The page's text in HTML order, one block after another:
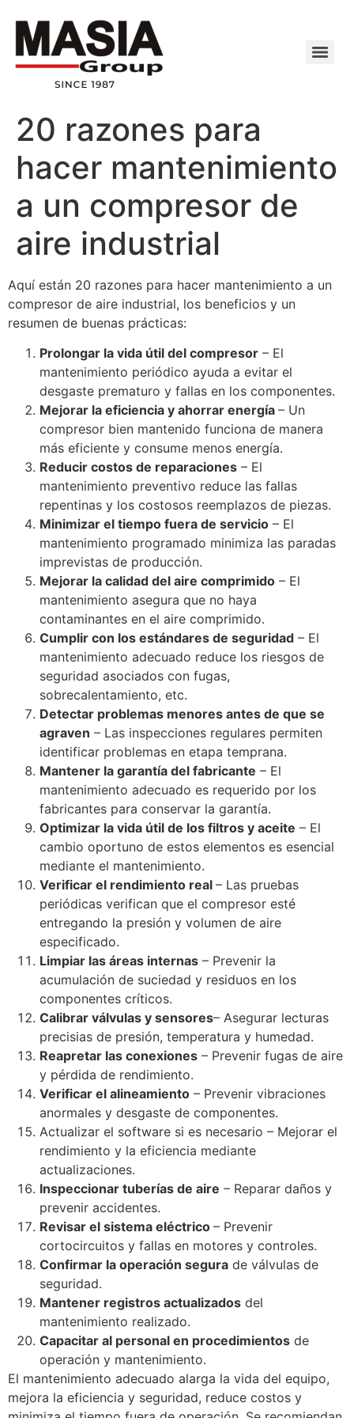
20 razones para
hacer mantenimiento
a un compresor de
aire industrial
Aquí están 20 razones para hacer mantenimiento a un
compresor de aire industrial, los beneficios y un
resumen de buenas prácticas:
Prolongar la vida útil del compresor – El
mantenimiento periódico ayuda a evitar el
desgaste prematuro y fallas en los componentes.
Mejorar la eficiencia y ahorrar energía – Un
compresor bien mantenido funciona de manera
más eficiente y consume menos energía.
Reducir costos de reparaciones – El
mantenimiento preventivo reduce las fallas
repentinas y los costosos reemplazos de piezas.
Minimizar el tiempo fuera de servicio – El
mantenimiento programado minimiza las paradas
imprevistas de producción.
Mejorar la calidad del aire comprimido – El
mantenimiento asegura que no haya
contaminantes en el aire comprimido.
Cumplir con los estándares de seguridad – El
mantenimiento adecuado reduce los riesgos de
seguridad asociados con fugas,
sobrecalentamiento, etc.
Detectar problemas menores antes de que se
agraven – Las inspecciones regulares permiten
identificar problemas en etapa temprana.
Mantener la garantía del fabricante – El
mantenimiento adecuado es requerido por los
fabricantes para conservar la garantía.
Optimizar la vida útil de los filtros y aceite – El
cambio oportuno de estos elementos es esencial
mediante el mantenimiento.
Verificar el rendimiento real – Las pruebas
periódicas verifican que el compresor esté
entregando la presión y volumen de aire
especificado.
Limpiar las áreas internas – Prevenir la
acumulación de suciedad y residuos en los
componentes críticos.
Calibrar válvulas y sensores– Asegurar lecturas
precisias de presión, temperatura y humedad.
Reapretar las conexiones – Prevenir fugas de aire
y pérdida de rendimiento.
Verificar el alineamiento – Prevenir vibraciones
anormales y desgaste de componentes.
Actualizar el software si es necesario – Mejorar el
rendimiento y la eficiencia mediante
actualizaciones.
Inspeccionar tuberías de aire – Reparar daños y
prevenir accidentes.
Revisar el sistema eléctrico – Prevenir
cortocircuitos y fallas en motores y controles.
Confirmar la operación segura de válvulas de
seguridad.
Mantener registros actualizados del
mantenimiento realizado.
Capacitar al personal en procedimientos de
operación y mantenimiento.
El mantenimiento adecuado alarga la vida del equipo,
mejora la eficiencia y seguridad, reduce costos y